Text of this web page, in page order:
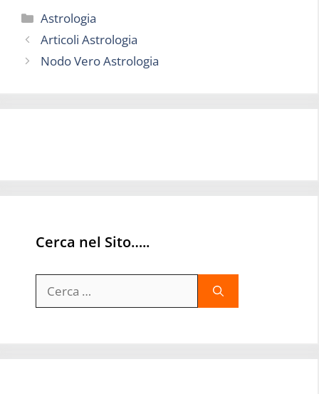
Categorie
Astrologia
Articoli Astrologia
Nodo Vero Astrologia
Cerca nel Sito…..
per: